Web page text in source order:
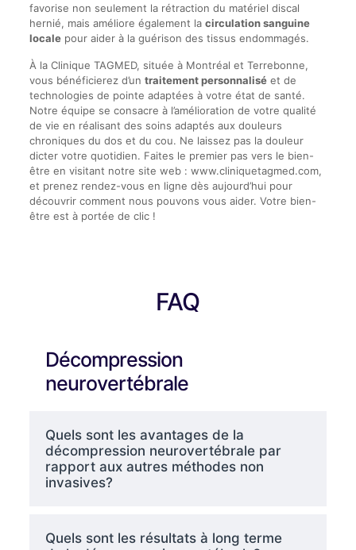
favorise non seulement la rétraction du matériel discal
hernié, mais améliore également la circulation sanguine
localepour aider à la guérison des tissus endommagés.
À la Clinique TAGMED, située à Montréal et Terrebonne,
vous bénéficierez d’un traitement personnaliséet de
technologies de pointe adaptées à votre état de santé.
Notre équipe se consacre à l’amélioration de votre qualité
de vie en réalisant des soins adaptés aux douleurs
chroniques du dos et du cou. Ne laissez pas la douleur
dicter votre quotidien. Faites le premier pas vers le bien-
être en visitant notre site web : www.cliniquetagmed.com,
et prenez rendez-vous en ligne dès aujourd’hui pour
découvrir comment nous pouvons vous aider. Votre bien-
être est à portée de clic !
FAQ
Décompression
neurovertébrale
Quels sont les avantages de la
décompression neurovertébrale par
rapport aux autres méthodes non
invasives?
Quels sont les résultats à long terme